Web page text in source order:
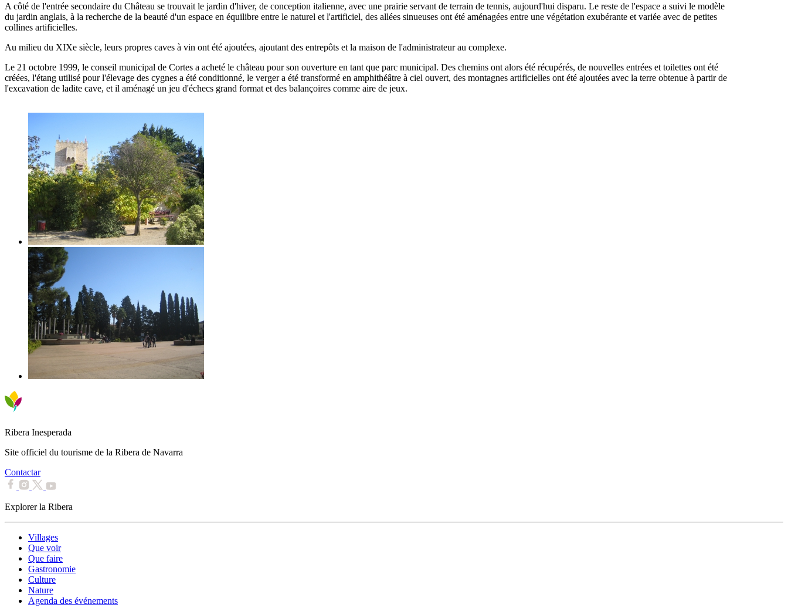
A côté de l'entrée secondaire du Château se trouvait le jardin d'hiver, de conception italienne, avec une prairie servant de terrain de tennis, aujourd'hui disparu. Le reste de l'espace a suivi le modèle
du jardin anglais, à la recherche de la beauté d'un espace en équilibre entre le naturel et l'artificiel, des allées sinueuses ont été aménagées entre une végétation exubérante et variée avec de petites
collines artificielles.
Au milieu du XIXe siècle, leurs propres caves à vin ont été ajoutées, ajoutant des entrepôts et la maison de l'administrateur au complexe.
Le 21 octobre 1999, le conseil municipal de Cortes a acheté le château pour son ouverture en tant que parc municipal. Des chemins ont alors été récupérés, de nouvelles entrées et toilettes ont été
créées, l'étang utilisé pour l'élevage des cygnes a été conditionné, le verger a été transformé en amphithéâtre à ciel ouvert, des montagnes artificielles ont été ajoutées avec la terre obtenue à partir de
l'excavation de ladite cave, et il aménagé un jeu d'échecs grand format et des balançoires comme aire de jeux.
Ribera Inesperada
Site officiel du tourisme de la Ribera de Navarra
Contactar
Explorer la Ribera
Villages
Que voir
Que faire
Gastronomie
Culture
Nature
Agenda des événements